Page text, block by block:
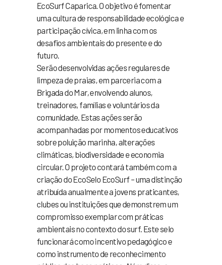
EcoSurf Caparica. O objetivo é fomentar
uma cultura de responsabilidade ecológica e
participação cívica, em linha com os
desafios ambientais do presente e do
futuro.
Serão desenvolvidas ações regulares de
limpeza de praias, em parceria com a
Brigada do Mar, envolvendo alunos,
treinadores, famílias e voluntários da
comunidade. Estas ações serão
acompanhadas por momentos educativos
sobre poluição marinha, alterações
climáticas, biodiversidade e economia
circular. O projeto contará também com a
criação do EcoSelo EcoSurf – uma distinção
atribuída anualmente a jovens praticantes,
clubes ou instituições que demonstrem um
compromisso exemplar com práticas
ambientais no contexto do surf. Este selo
funcionará como incentivo pedagógico e
como instrumento de reconhecimento